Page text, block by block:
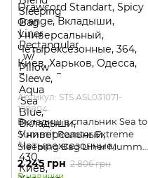
Артикул: STS ASL031071-
190804
Вкладиш в спальник Sea to
Summit Reactor Extreme
Sleeping Bag Liner Mummy
w/ Drawcord Standart
2 245 грн 2 806 грн